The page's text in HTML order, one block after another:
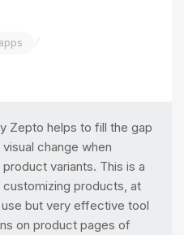
/
Zepto helps to fill the gap
change when
variants. This is a
products, at
but very effective tool
on product pages of